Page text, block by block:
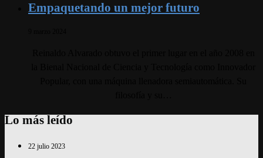
Empaquetando un mejor futuro
Lo más leído
22 julio 2023